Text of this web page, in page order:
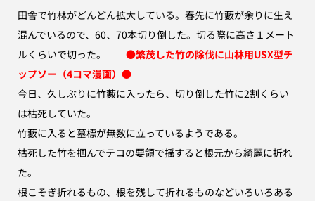
田舎で竹林がどんどん拡大している。春先に竹藪が余りに生え
混んでいるので、 60、70本切り倒した。切る際に高さ１メート
ルくらいで切った。 ●繁茂した竹の除伐に山林用USX型チ
ップソー（4コマ漫画） ●
今日、久しぶりに竹藪に入ったら、切り倒した竹に2割くらい
は枯死していた。
竹藪に入ると墓標が無数に立っているようである。
枯死した竹を掴んでテコの要領で揺すると根元から綺麗に折れ
た。
根こそぎ折れるもの、根を残して折れるものなどいろいろある